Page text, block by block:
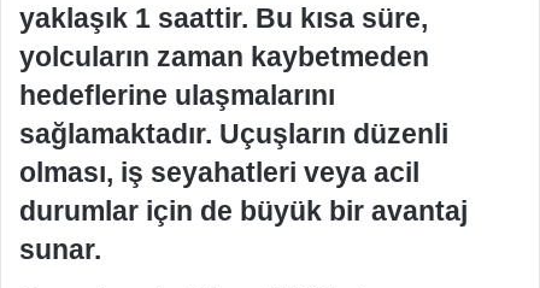
yaklaşık 1 saattir. Bu kısa süre,
yolcuların zaman kaybetmeden
hedeflerine ulaşmalarını
sağlamaktadır. Uçuşların düzenli
olması, iş seyahatleri veya acil
durumlar için de büyük bir avantaj
sunar.